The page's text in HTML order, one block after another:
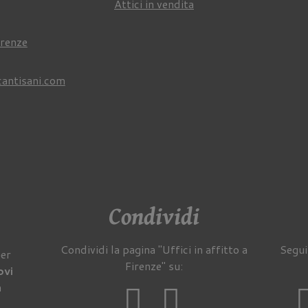
Attici in vendita
Condividi
Condividi la pagina "Uffici in affitto a
Firenze" su: